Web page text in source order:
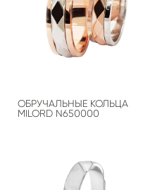
ОБРУЧАЛЬНЫЕ КОЛЬЦА
MILORD N650000